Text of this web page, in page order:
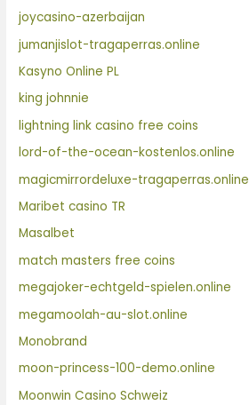
joycasino-azerbaijan
jumanjislot-tragaperras.online
Kasyno Online PL
king johnnie
lightning link casino free coins
lord-of-the-ocean-kostenlos.online
magicmirrordeluxe-tragaperras.online
Maribet casino TR
Masalbet
match masters free coins
megajoker-echtgeld-spielen.online
megamoolah-au-slot.online
Monobrand
moon-princess-100-demo.online
Moonwin Casino Schweiz